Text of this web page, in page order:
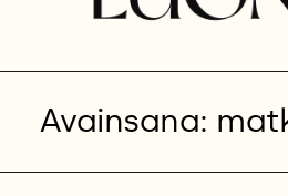
Avainsana: